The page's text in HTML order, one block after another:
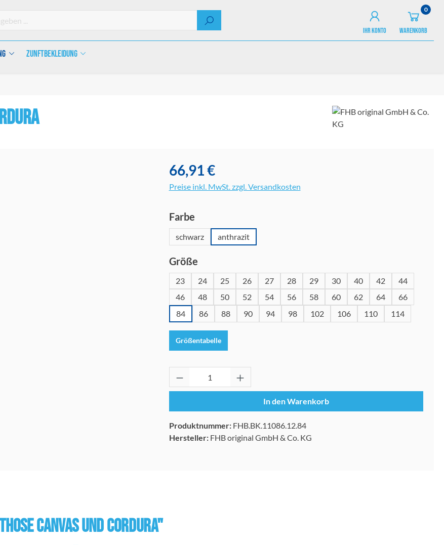
IHR KONTO
0
WARENKORB
Zunftbekleidung
66,91 €
Preise inkl. MwSt. zzgl. Versandkosten
Farbeauswählen
schwarz anthrazit
Größeauswählen
23 24 25 26 27 28 29 30 40 42
44
46
48 50 52 54 56 58 60 62 64
66
84
86 88 90 94 98 102 106 110 114
Größentabelle
Produkt Anzahl: Gib den gewünschten Wert ein
In den Warenkorb
Produktnummer: FHB.BK.11086.12.84
Hersteller: FHB original GmbH & Co. KG
Canvas und Cordura"